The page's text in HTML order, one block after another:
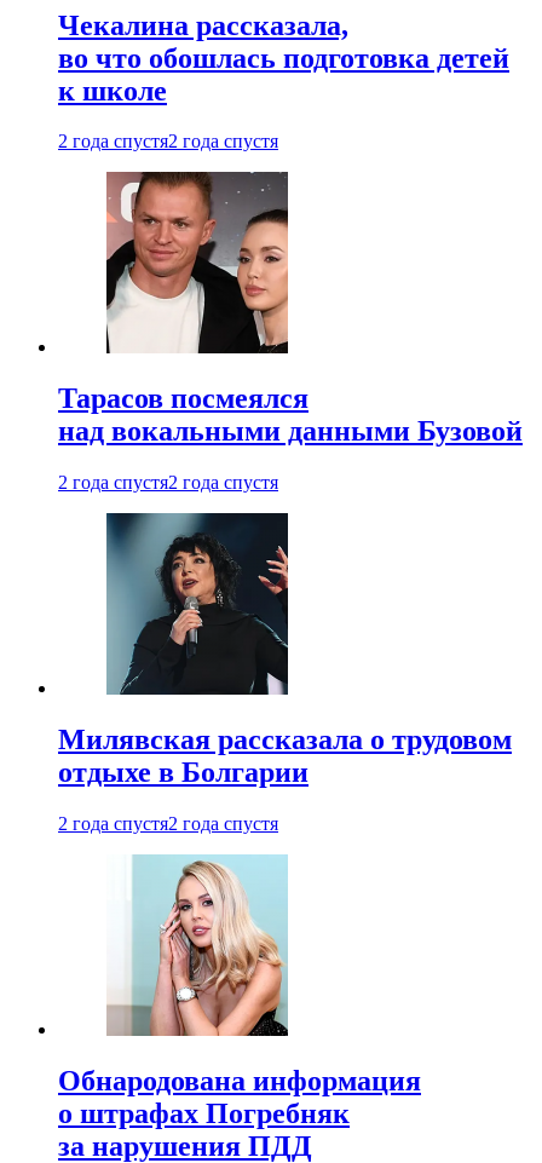
Чекалина рассказала,
во что обошлась подготовка детей
к школе
2 года спустя2 года спустя
Тарасов посмеялся
над вокальными данными Бузовой
2 года спустя2 года спустя
Милявская рассказала о трудовом
отдыхе в Болгарии
2 года спустя2 года спустя
Обнародована информация
о штрафах Погребняк
за нарушения ПДД